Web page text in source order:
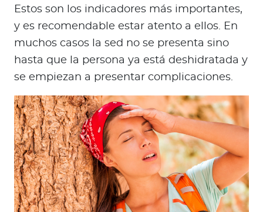
Estos son los indicadores más importantes,
y es recomendable estar atento a ellos. En
muchos casos la sed no se presenta sino
hasta que la persona ya está deshidratada y
se empiezan a presentar complicaciones.